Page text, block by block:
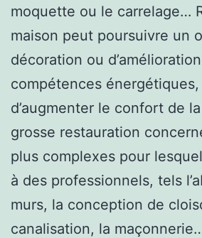
moquette ou le carrelage…
maison peut poursuivre un
décoration ou
compétences
d’augmenter le confort de
grosse restauration
plus complexes pour
à des professionnels, tels
murs, la conception de
canalisation, la